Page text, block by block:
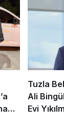
Tuzla
Ali
Evi